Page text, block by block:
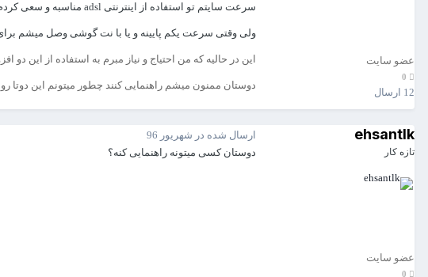
عضو سایت
12 ارسال
سرعت سایتم تو استفاده از اینترنتی adsl مناسبه و سعی کردم بهینه باشه
ولی وقتی سرعت یکم پایینه و یا با نت گوشی وصل میشم
این در حالیه که من احتیاج و نیاز مبرم به استفاده از این دو
دوستان ممنون میشم راهنمایی کنند چطور میتونم این دوتا
ehsantlk
تازه کار
عضو سایت
ارسال شده در شهریور 96
دوستان کسی میتونه راهنمایی کنه؟